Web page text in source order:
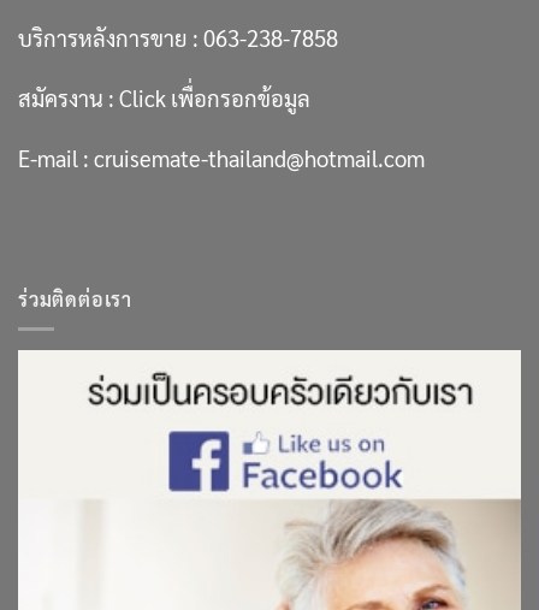
บริการหลังการขาย : 063-238-7858
สมัครงาน : Click เพื่อกรอกข้อมูล
E-mail : cruisemate-thailand@hotmail.com
ร่วมติดต่อเรา